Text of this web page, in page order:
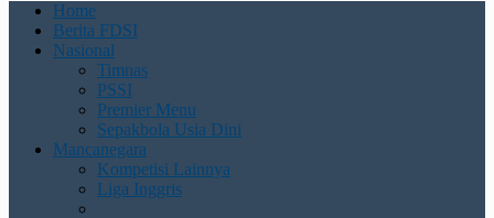
Home
Berita FDSI
Nasional
Timnas
PSSI
Premier Menu
Sepakbola Usia Dini
Mancanegara
Kompetisi Lainnya
Liga Inggris